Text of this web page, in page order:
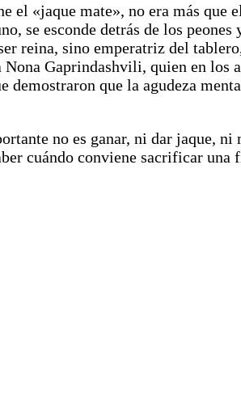
el «jaque mate», no era más que
se esconde detrás de los peones
reina, sino emperatriz del
Gaprindashvili, quien en los
que la agudeza
no es ganar, ni dar jaque,
cuándo conviene sacrificar una